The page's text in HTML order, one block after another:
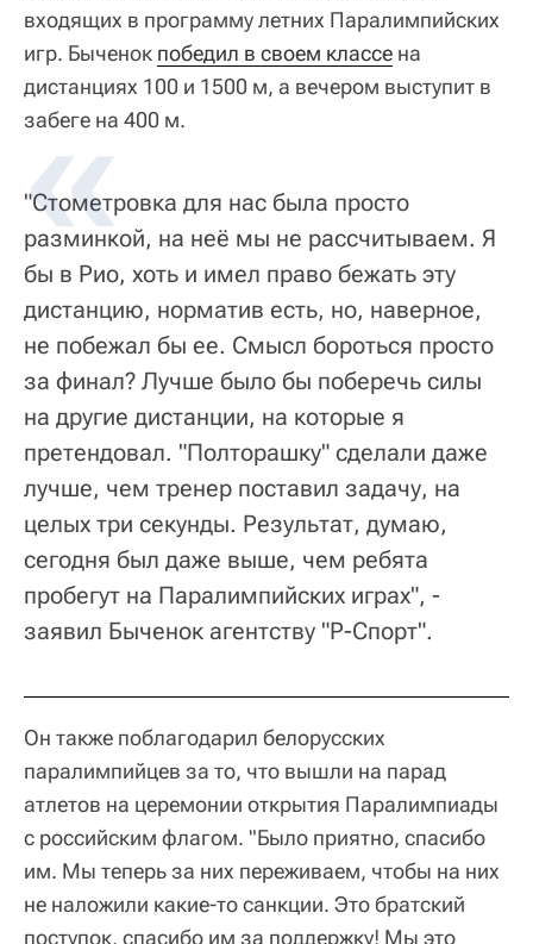
входящих в программу летних Паралимпийских
игр. Быченок победил в своем классе на
дистанциях 100 и 1500 м, а вечером выступит в
забеге на 400 м.
"Стометровка для нас была просто
разминкой, на неё мы не рассчитываем. Я
бы в Рио, хоть и имел право бежать эту
дистанцию, норматив есть, но, наверное,
не побежал бы ее. Смысл бороться просто
за финал? Лучше было бы поберечь силы
на другие дистанции, на которые я
претендовал. "Полторашку" сделали даже
лучше, чем тренер поставил задачу, на
целых три секунды. Результат, думаю,
сегодня был даже выше, чем ребята
пробегут на Паралимпийских играх", -
заявил Быченок агентству "Р-Спорт".
Он также поблагодарил белорусских
паралимпийцев за то, что вышли на парад
атлетов на церемонии открытия Паралимпиады
с российским флагом. "Было приятно, спасибо
им. Мы теперь за них переживаем, чтобы на них
не наложили какие-то санкции. Это братский
поступок, спасибо им за поддержку! Мы это